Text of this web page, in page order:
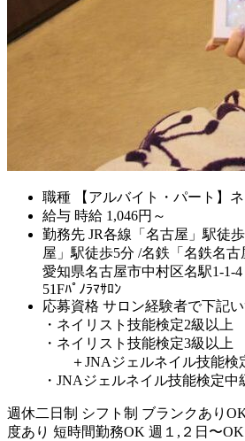
職種
【アルバイト・パート】
給与 時給 1,046円～
勤務先 JR各線「名古屋」駅徒
屋」駅徒歩5分 /名鉄「名鉄名
愛知県名古屋市中村区名駅1-1-
51Fﾊﾟﾉﾗﾏｻﾛﾝ
応募資格 サロン経験者で下記
・ネイリスト技能検定2級以上
・ネイリスト技能検定3級以上
＋JNAジェルネイル技能検
・JNAジェルネイル技能検定中
週休二日制 シフト制 ブランクあり
度あり 短時間勤務OK 週１,２日〜OK